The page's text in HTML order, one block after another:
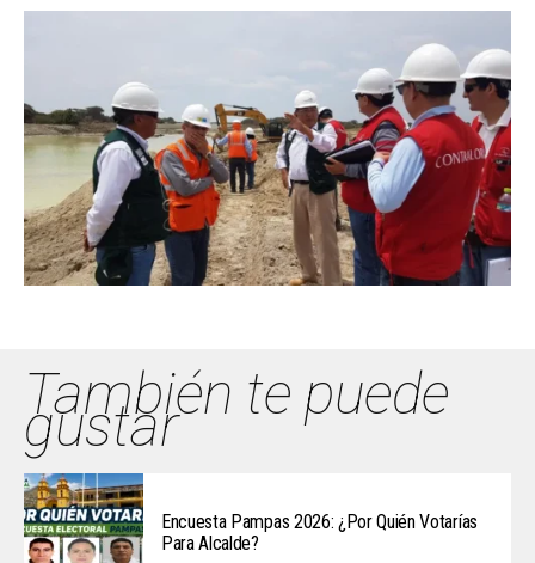
También te puede
gustar
Encuesta Pampas 2026: ¿Por Quién Votarías
Para Alcalde?